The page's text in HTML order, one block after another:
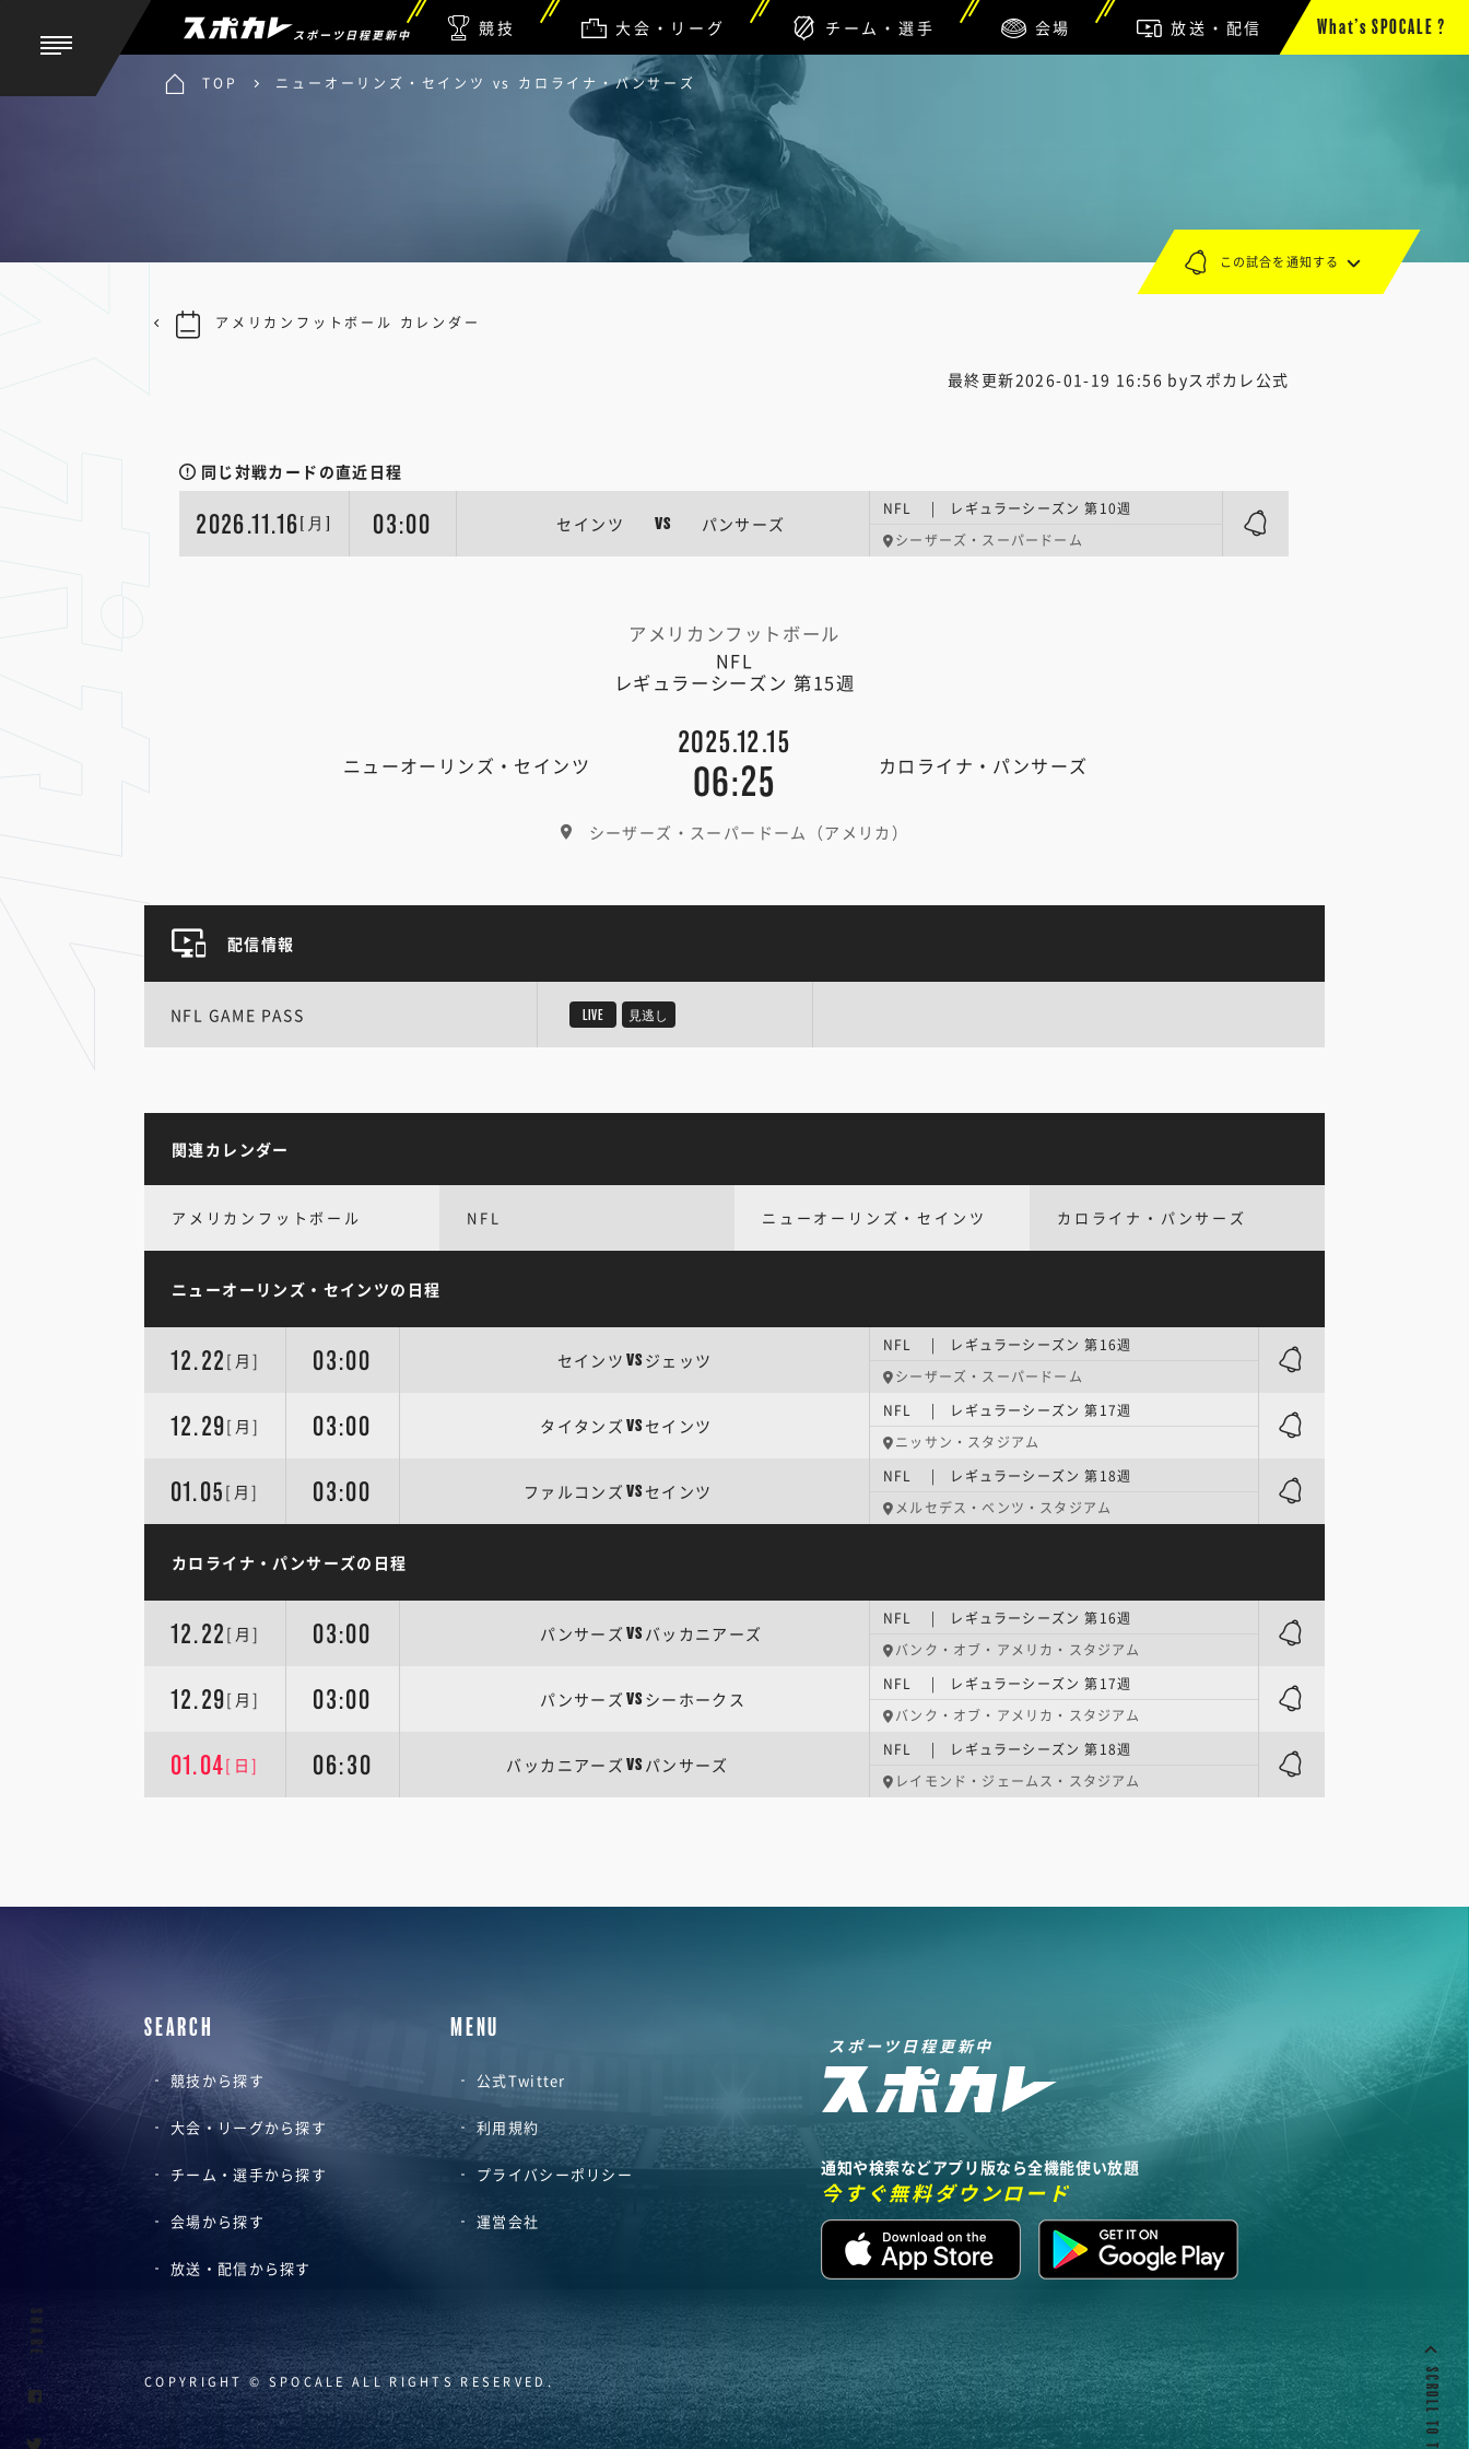
スポーツ日程更新中 競技 大会・リーグ チーム・選手 会場 放送・配信 What’s SPOCALE ?
TOP ニューオーリンズ・セインツ vs カロライナ・パンサーズ
最終更新2026-01-19 16:56 byスポカレ公式
同じ対戦カードの直近日程
2026.11.16 [月] 03:00 セインツ VS パンサーズ
NFL | レギュラーシーズン 第10週
シーザーズ・スーパードーム
アメリカンフットボール
NFL
レギュラーシーズン 第15週
ニューオーリンズ・セインツ
2025.12.15
06:25 カロライナ・パンサーズ
シーザーズ・スーパードーム（アメリカ）
この試合を通知する
アメリカンフットボール カレンダー
配信情報
NFL GAME PASS LIVE 見逃し
関連カレンダー
アメリカンフットボール NFL ニューオーリンズ・セインツ カロライナ・パンサーズ
ニューオーリンズ・セインツの日程
12.22 [月] 03:00 セインツ VS ジェッツ
NFL | レギュラーシーズン 第16週
シーザーズ・スーパードーム
12.29[月] 03:00 タイタンズ VS セインツ
NFL | レギュラーシーズン 第17週
ニッサン・スタジアム
01.05 [月] 03:00 ファルコンズ VS セインツ
NFL | レギュラーシーズン 第18週
メルセデス・ベンツ・スタジアム
カロライナ・パンサーズの日程
12.22 [月] 03:00 パンサーズ VS バッカニアーズ
NFL | レギュラーシーズン 第16週
バンク・オブ・アメリカ・スタジアム
12.29[月] 03:00 パンサーズ VS シーホークス
NFL | レギュラーシーズン 第17週
バンク・オブ・アメリカ・スタジアム
01.04[日] 06:30 バッカニアーズ VS パンサーズ
NFL | レギュラーシーズン 第18週
レイモンド・ジェームス・スタジアム
SEARCH
競技から探す
大会・リーグから探す
チーム・選手から探す
会場から探す
放送・配信から探す
MENU
公式Twitter
利用規約
プライバシーポリシー
運営会社
スポーツ日程更新中
通知や検索などアプリ版なら全機能使い放題
今すぐ無料ダウンロード
COPYRIGHT © SPOCALE ALL RIGHTS RESERVED. SCROLL TO TOP
SHARE